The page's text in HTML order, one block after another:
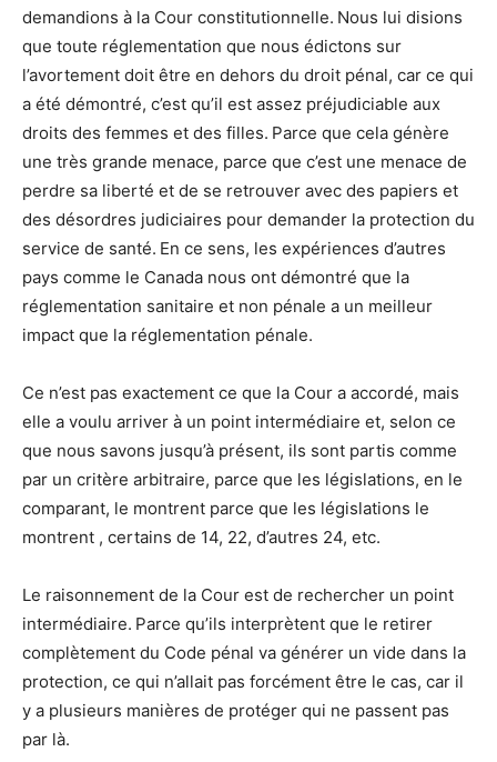
demandions à la Cour constitutionnelle. Nous lui disions
que toute réglementation que nous édictons sur
l’avortement doit être en dehors du droit pénal, car ce qui
a été démontré, c’est qu’il est assez préjudiciable aux
droits des femmes et des filles. Parce que cela génère
une très grande menace, parce que c’est une menace de
perdre sa liberté et de se retrouver avec des papiers et
des désordres judiciaires pour demander la protection du
service de santé. En ce sens, les expériences d’autres
pays comme le Canada nous ont démontré que la
réglementation sanitaire et non pénale a un meilleur
impact que la réglementation pénale.
Ce n’est pas exactement ce que la Cour a accordé, mais
elle a voulu arriver à un point intermédiaire et, selon ce
que nous savons jusqu’à présent, ils sont partis comme
par un critère arbitraire, parce que les législations, en le
comparant, le montrent parce que les législations le
montrent , certains de 14, 22, d’autres 24, etc.
Le raisonnement de la Cour est de rechercher un point
intermédiaire. Parce qu’ils interprètent que le retirer
complètement du Code pénal va générer un vide dans la
protection, ce qui n’allait pas forcément être le cas, car il
y a plusieurs manières de protéger qui ne passent pas
par là.